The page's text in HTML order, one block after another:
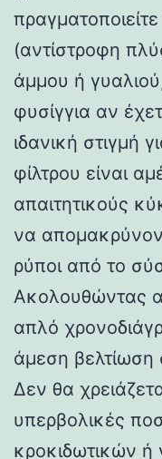
(αντίστροφη
άμμου ή
φυσίγγια αν
ιδανική στιγμή
φίλτρου είναι
απαιτητικούς
να
ρύποι από το
Ακολουθώντας
απλό
άμεση βελτίωση
Δεν θα
υπερβολικές
κροκιδωτικών ή